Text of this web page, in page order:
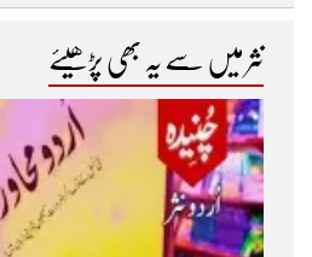
نثر میں سے یہ بھی پڑھیئے